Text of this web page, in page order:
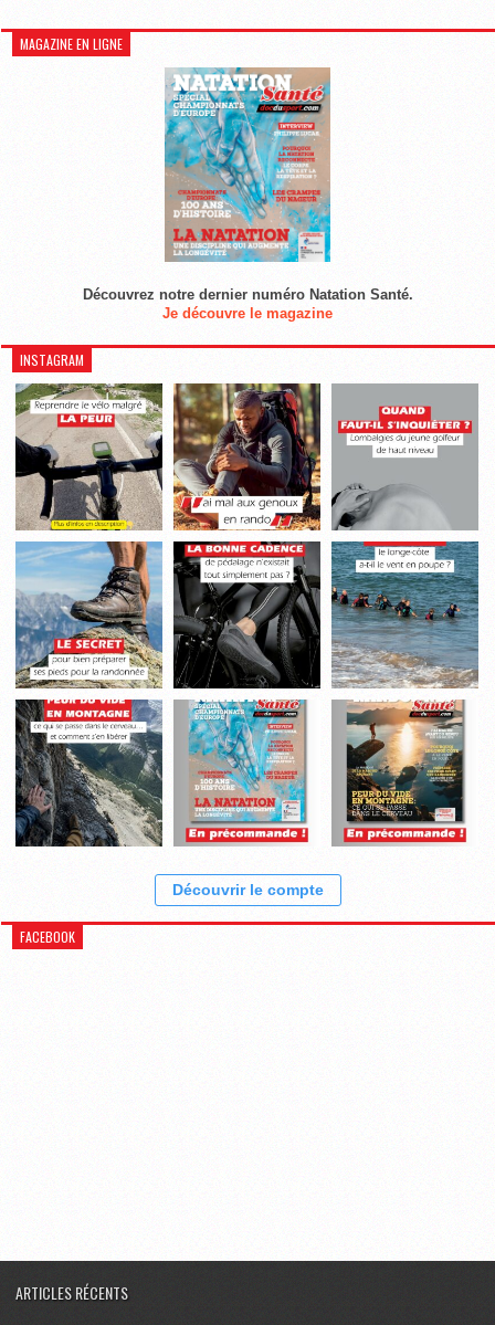
MAGAZINE EN LIGNE
Découvrez notre dernier numéro Natation Santé.
Je découvre le magazine
INSTAGRAM
Découvrir le compte
FACEBOOK
ARTICLES RÉCENTS